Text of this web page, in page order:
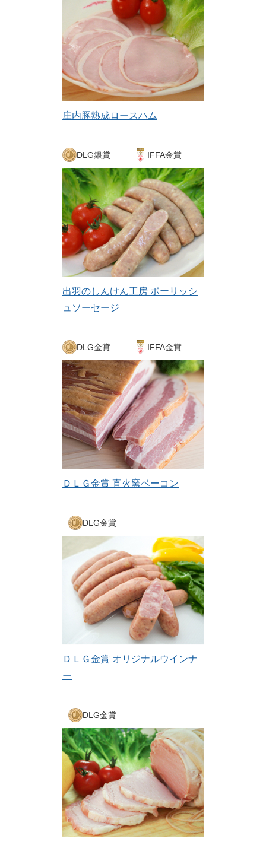
庄内豚熟成ロースハム
DLG銀賞 IFFA金賞
出羽のしんけん工房 ポーリッシ
ュソーセージ
DLG金賞 IFFA金賞
ＤＬＧ金賞 直火窯ベーコン
DLG金賞
ＤＬＧ金賞 オリジナルウインナ
ー
DLG金賞